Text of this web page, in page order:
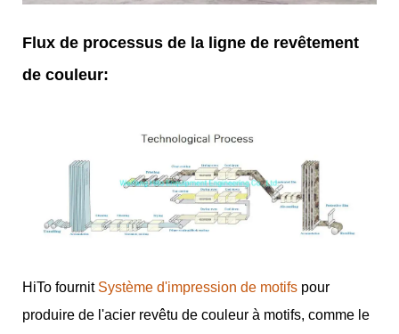
Flux de processus de la ligne de revêtement
de couleur:
HiTo fournit Système d'impression de motifs pour
produire de l'acier revêtu de couleur à motifs, comme le